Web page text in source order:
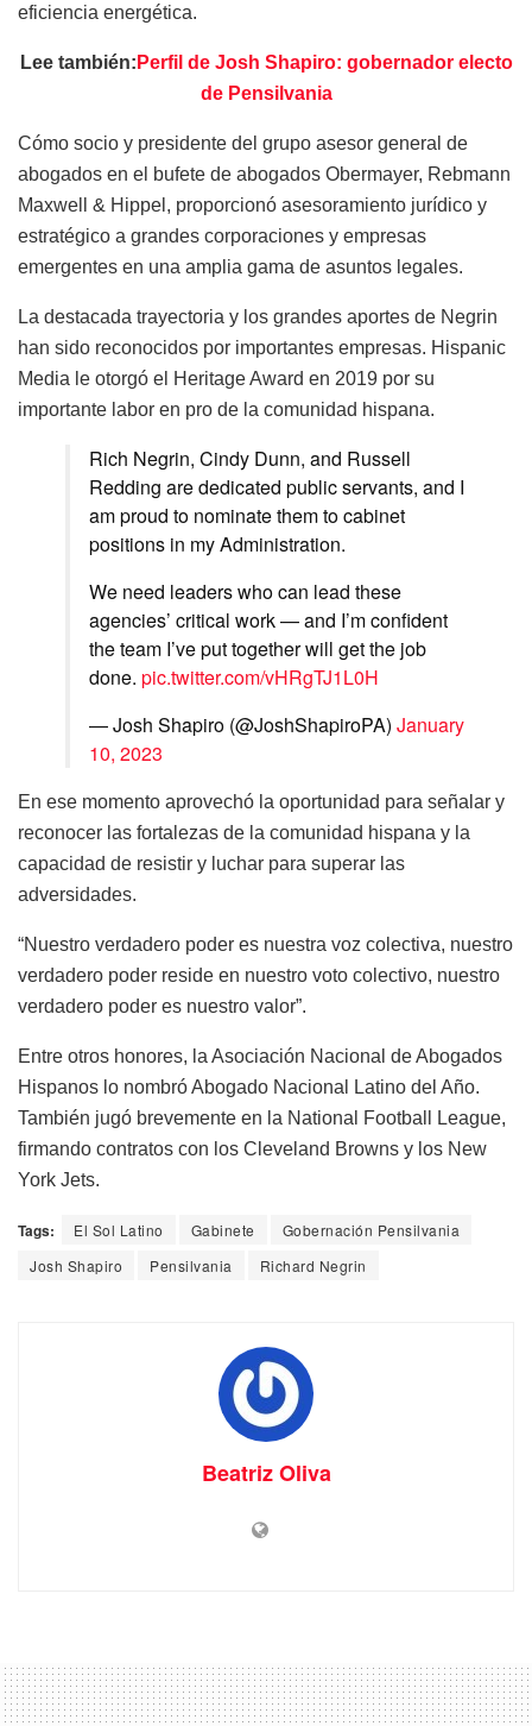
eficiencia energética.
Lee también: Perfil de Josh Shapiro: gobernador electo
de Pensilvania
Cómo socio y presidente del grupo asesor general de
abogados en el bufete de abogados Obermayer, Rebmann
Maxwell & Hippel , proporcionó asesoramiento jurídico y
estratégico a grandes corporaciones y empresas
emergentes en una amplia gama de asuntos legales.
La destacada trayectoria y los grandes aportes de Negrin
han sido reconocidos por importantes empresas. Hispanic
Media le otorgó el HeritageAward en 2019 por su
importante labor en pro de la comunidad hispana.
Rich Negrin, Cindy Dunn, and Russell
Redding are dedicated public servants, and I
am proud to nominate them to cabinet
positions in my Administration.
We need leaders who can lead these
agencies’ critical work — and I’m confident
the team I’ve put together will get the job
done. pic.twitter.com/vHRgTJ1L0H
— Josh Shapiro (@JoshShapiroPA) January
10, 2023
En ese momento aprovechó la oportunidad para señalar y
reconocer las fortalezas de la comunidad hispana y la
capacidad de resistir y luchar para superar las
adversidades.
“Nuestro verdadero poder es nuestra voz colectiva, nuestro
verdadero poder reside en nuestro voto colectivo, nuestro
verdadero poder es nuestro valor”.
Entre otros honores, la Asociación Nacional de Abogados
Hispanos lo nombróAbogado Nacional Latino del Año.
También jugó brevemente en la National Football League,
firmando contratos con los Cleveland Browns y los New
York Jets.
Tags: El Sol Latino Gabinete
Gobernación Pensilvania
Josh Shapiro
Pensilvania Richard Negrin
Beatriz Oliva